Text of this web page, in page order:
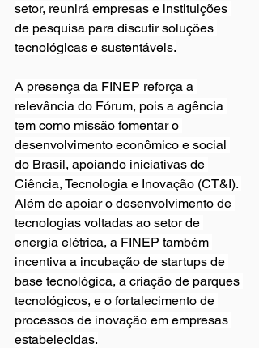
setor, reunirá empresas e instituições
de pesquisa para discutir soluções
tecnológicas e sustentáveis.
A presença da FINEP reforça a
relevância do Fórum, pois a agência
tem como missão fomentar o
desenvolvimento econômico e social
do Brasil, apoiando iniciativas de
Ciência, Tecnologia e Inovação (CT&I).
Além de apoiar o desenvolvimento de
tecnologias voltadas ao setor de
energia elétrica, a FINEP também
incentiva a incubação de startups de
base tecnológica, a criação de parques
tecnológicos, e o fortalecimento de
processos de inovação em empresas
estabelecidas.